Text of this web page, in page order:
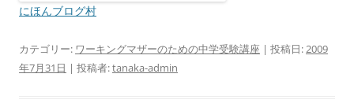
にほんブログ村
カテゴリー: ワーキングマザーのための中学受験講座 | 投稿日:2009
年7月31日 | 投稿者:tanaka-admin